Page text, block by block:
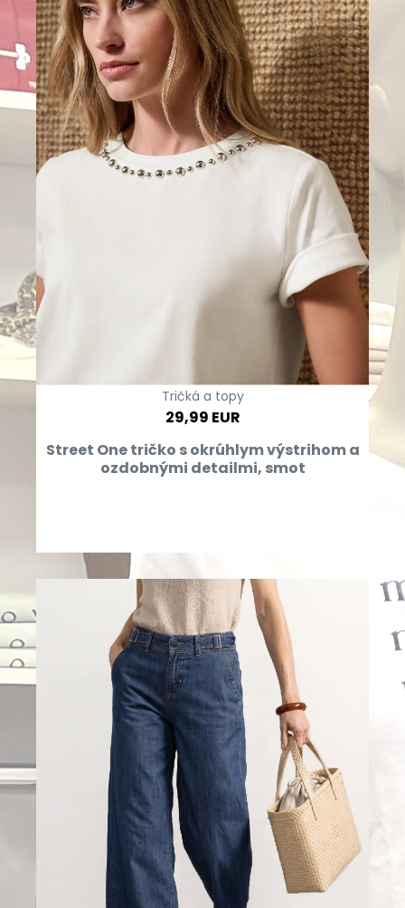
Tričká a topy
29,99 EUR
Street One tričko s okrúhlym výstrihom a
ozdobnými detailmi, smot